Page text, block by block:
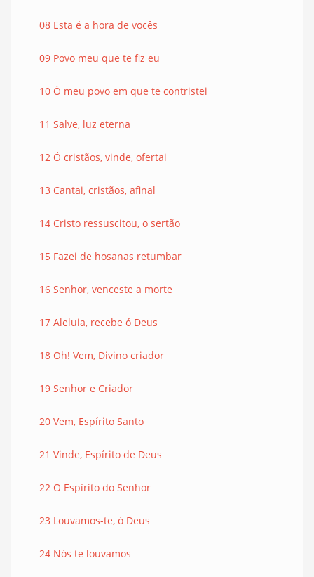
08 Esta é a hora de vocês
09 Povo meu que te fiz eu
10 Ó meu povo em que te contristei
11 Salve, luz eterna
12 Ó cristãos, vinde, ofertai
13 Cantai, cristãos, afinal
14 Cristo ressuscitou, o sertão
15 Fazei de hosanas retumbar
16 Senhor, venceste a morte
17 Aleluia, recebe ó Deus
18 Oh! Vem, Divino criador
19 Senhor e Criador
20 Vem, Espírito Santo
21 Vinde, Espírito de Deus
22 O Espírito do Senhor
23 Louvamos-te, ó Deus
24 Nós te louvamos